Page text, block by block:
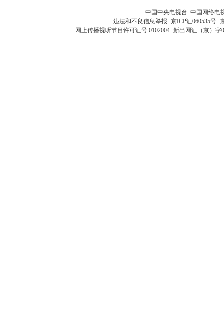
中国中央电视台 中国网络电
违法和不良信息举报 京ICP证060535号
网上传播视听节目许可证号 0102004 新出网证（京）